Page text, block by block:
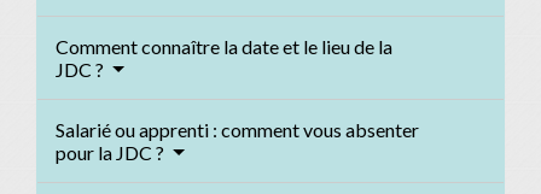
Comment connaître la date et le lieu de la
JDC ?
Salarié ou apprenti : comment vous absenter
pour la JDC ?